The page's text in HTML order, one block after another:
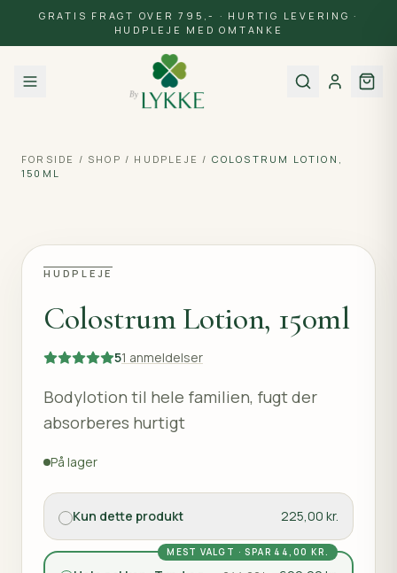
GRATIS FRAGT OVER 795,- · HURTIG LEVERING ·
HUDPLEJE MED OMTANKE
FORSIDE / SHOP / HUDPLEJE / COLOSTRUM LOTION,
150ML
HUDPLEJE
Colostrum Lotion, 150ml
51 anmeldelser
Bodylotion til hele familien, fugt der
absorberes hurtigt
På lager
Kun dette produkt 225,00 kr.
MEST VALGT ·SPAR 44,00 KR.